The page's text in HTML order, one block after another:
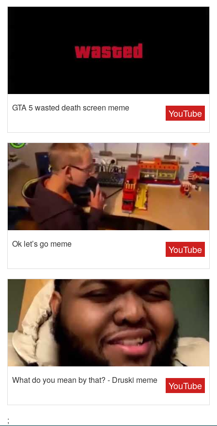
YouTube
GTA 5 wasted death screen meme
YouTube
Ok let’s go meme
YouTube
What do you mean by that? - Druski meme
;